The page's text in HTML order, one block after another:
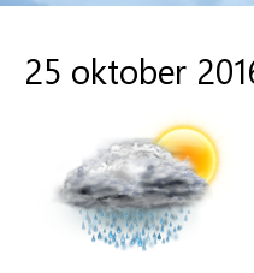
25 oktober